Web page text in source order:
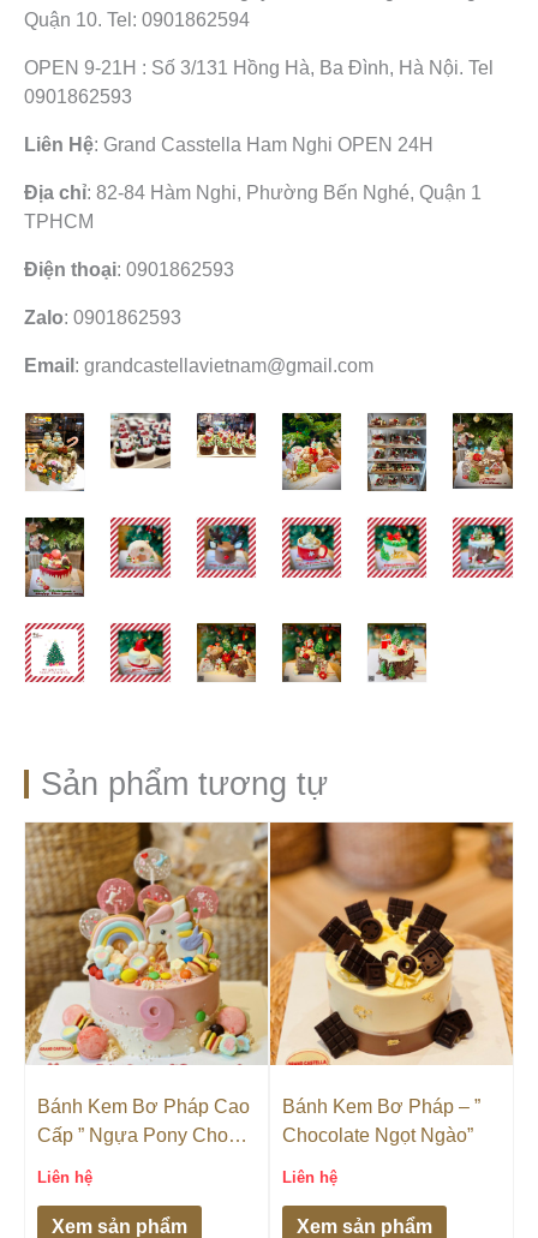
Quận 10. Tel: 0901862594
OPEN 9-21H : Số 3/131 Hồng Hà, Ba Đình, Hà Nội. Tel
0901862593
Liên Hệ: Grand Casstella Ham Nghi OPEN 24H
Địa chỉ: 82-84 Hàm Nghi, Phường Bến Nghé, Quận 1
TPHCM
Điện thoại: 0901862593
Zalo: 0901862593
Email : grandcastellavietnam@gmail.com
Sản phẩm tương tự
Bánh Kem Bơ Pháp Cao
Cấp ” Ngựa Pony Cho
Liên hệ
Xem sản phẩm
Bánh Kem Bơ Pháp – ”
Chocolate Ngọt Ngào”
Liên hệ
Xem sản phẩm